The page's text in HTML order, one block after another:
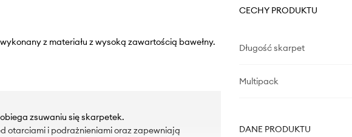
z materiału z wysoką zawartością bawełny.
zsuwaniu się skarpetek.
otarciami i podrażnieniami oraz zapewniają
CECHY PRODUKTU
Długość skarpet
Multipack
DANE PRODUKTU